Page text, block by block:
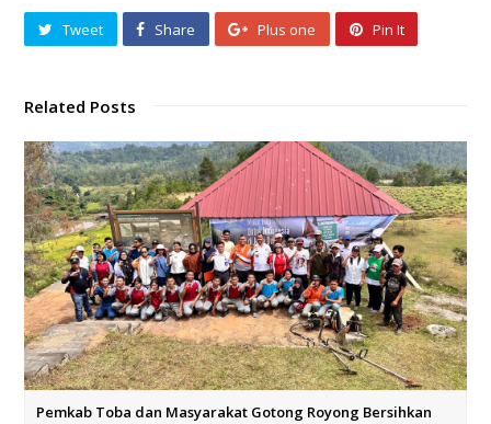
Tweet Share Plus one Pin It
Related Posts
Pemkab Toba dan Masyarakat Gotong Royong Bersihkan